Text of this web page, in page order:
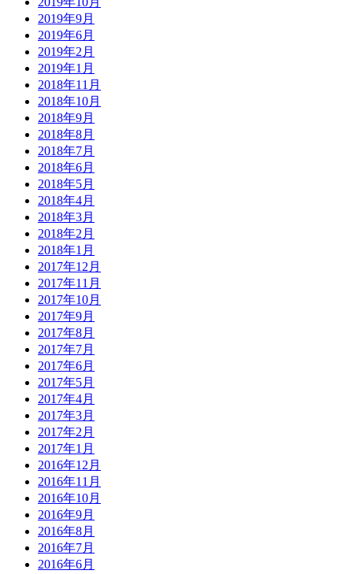
2019年9月
2019年6月
2019年2月
2019年1月
2018年11月
2018年10月
2018年9月
2018年8月
2018年7月
2018年6月
2018年5月
2018年4月
2018年3月
2018年2月
2018年1月
2017年12月
2017年11月
2017年10月
2017年9月
2017年8月
2017年7月
2017年6月
2017年5月
2017年4月
2017年3月
2017年2月
2017年1月
2016年12月
2016年11月
2016年10月
2016年9月
2016年8月
2016年7月
2016年6月